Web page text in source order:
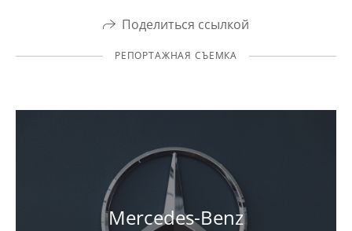
Поделиться ссылкой
РЕПОРТАЖНАЯ СЪЕМКА
Mercedes-Benz